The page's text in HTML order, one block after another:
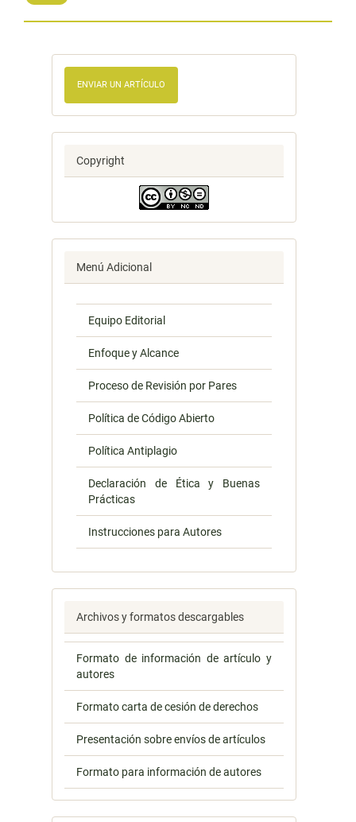
ENVIAR UN ARTÍCULO
Copyright
Menú Adicional
Equipo Editorial
Enfoque y Alcance
Proceso de Revisión por Pares
Política de Código Abierto
Política Antiplagio
Declaración de Ética y Buenas
Prácticas
Instrucciones para Autores
Archivos y formatos descargables
Formato de información de artículo y
autores
Formato carta de cesión de derechos
Presentación sobre envíos de artículos
Formato para información de autores